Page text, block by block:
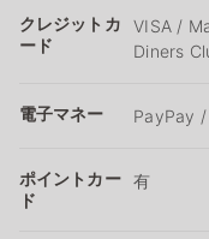
クレジットカ
ード
VISA /
Diners
電子マネー PayPay
ポイントカー
ド
有